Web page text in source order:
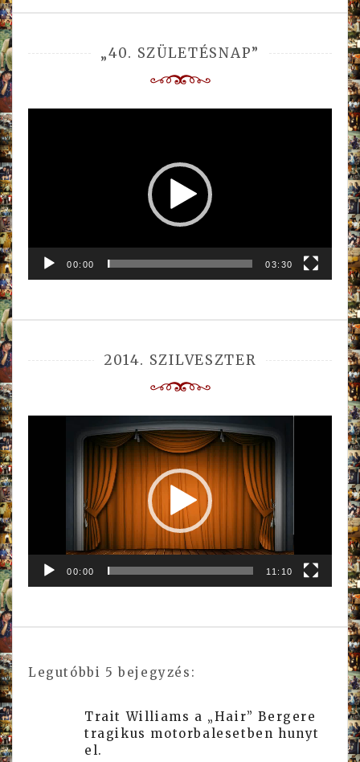
„40. SZÜLETÉSNAP”
00:00 03:30
2014. SZILVESZTER
Videólejátszó
00:00 11:10
Legutóbbi 5 bejegyzés:
Trait Williams a „Hair” Bergere
tragikus motorbalesetben hunyt
el.